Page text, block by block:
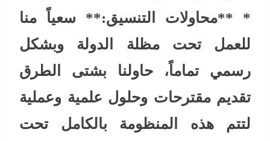
* **محاولات التنسيق:** سعياً منا
للعمل تحت مظلة الدولة وبشكل
رسمي تماماً، حاولنا بشتى الطرق
تقديم مقترحات وحلول علمية وعملية
لتتم هذه المنظومة بالكامل تحت